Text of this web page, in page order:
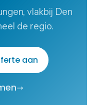
vlakbij Den
de regio.
aan